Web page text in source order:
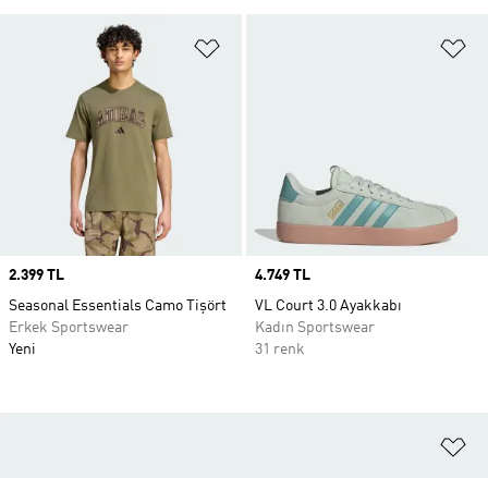
Price
2.399 TL
Seasonal Essentials Camo Tişört
Erkek Sportswear
Yeni
Price
4.749 TL
VL Court 3.0 Ayakkabı
Kadın Sportswear
31 renk